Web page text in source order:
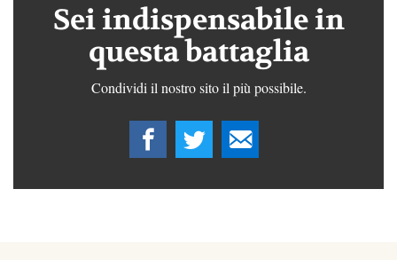
Sei indispensabile in
questa battaglia
Condividi il nostro sito il più possibile.